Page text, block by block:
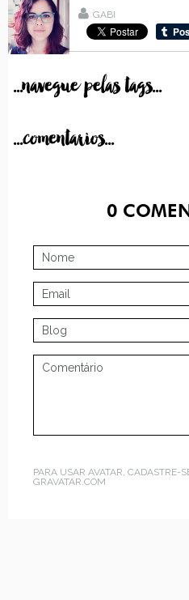
GABI
...navegue pelas tags...
...comentarios...
0
PARA USAR AVATAR, CADASTRE-
GRAVATAR.COM